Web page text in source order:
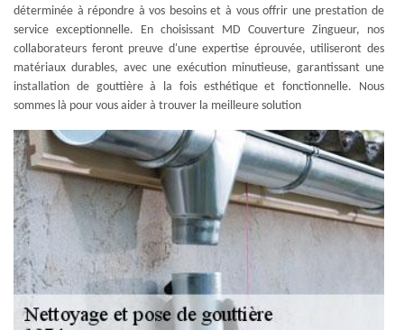
déterminée à répondre à vos besoins et à vous offrir une prestation de
service exceptionnelle. En choisissant MD Couverture Zingueur, nos
collaborateurs feront preuve d'une expertise éprouvée, utiliseront des
matériaux durables, avec une exécution minutieuse, garantissant une
installation de gouttière à la fois esthétique et fonctionnelle. Nous
sommes là pour vous aider à trouver la meilleure solution